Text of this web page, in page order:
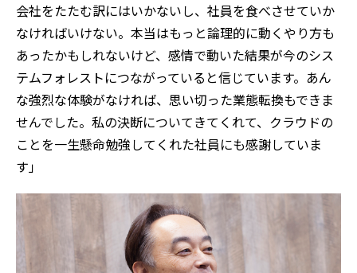
会社をたたむ訳にはいかないし、社員を食べさせていか
なければいけない。本当はもっと論理的に動くやり方も
あったかもしれないけど、感情で動いた結果が今のシス
テムフォレストにつながっていると信じています。あん
な強烈な体験がなければ、思い切った業態転換もできま
せんでした。私の決断についてきてくれて、クラウドの
ことを一生懸命勉強してくれた社員にも感謝していま
す」